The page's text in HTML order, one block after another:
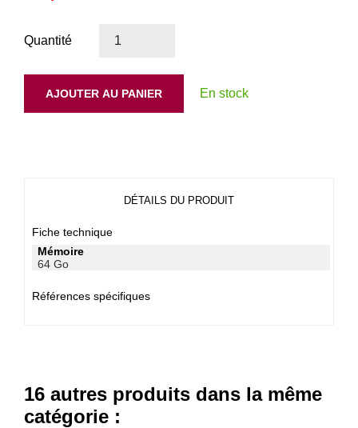
Quantité
AJOUTER AU PANIER En stock
DÉTAILS DU PRODUIT
Fiche technique
Mémoire
64 Go
Références spécifiques
16 autres produits dans la même
catégorie :